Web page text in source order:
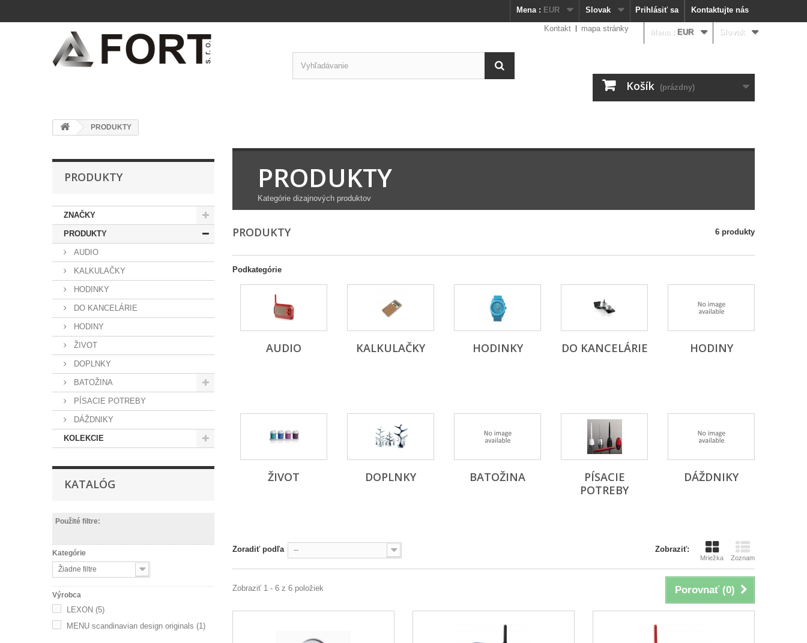
Kontaktujte nás
Prihlásiť sa
Slovak
Mena : EUR
Slovak
Mena : EUR
Kontakt mapa stránky
Košík (prázdny)
PRODUKTY
PRODUKTY
ZNAČKY
PRODUKTY
AUDIO
KALKULAČKY
HODINKY
DO KANCELÁRIE
HODINY
ŽIVOT
DOPLNKY
BATOŽINA
PÍSACIE POTREBY
DÁŽDNIKY
KOLEKCIE
KATALÓG
Použité filtre:
Kategórie
Žiadne filtre
Výrobca
LEXON (5)
MENU scandinavian design originals (1)
PRODUKTY
Kategórie dizajnových produktov
PRODUKTY 6 produkty
Podkategórie
AUDIO KALKULAČKY HODINKY DO KANCELÁRIE HODINY
ŽIVOT DOPLNKY BATOŽINA
PÍSACIE
POTREBY
DÁŽDNIKY
Zobraziť:
Mriežka Zoznam
Zoradiť podľa --
Porovnať (0)
Zobraziť 1 - 6 z 6 položiek